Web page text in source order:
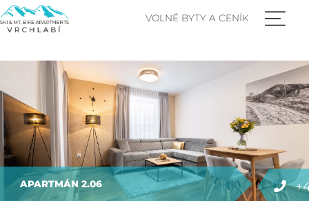
VOLNÉ BYTY A CENÍK
APARTMÁN 2.06